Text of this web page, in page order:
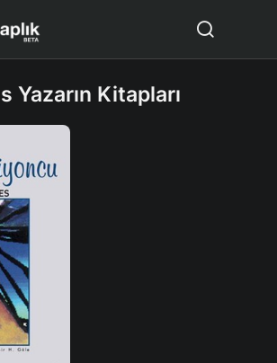
Yazarın Kitapları